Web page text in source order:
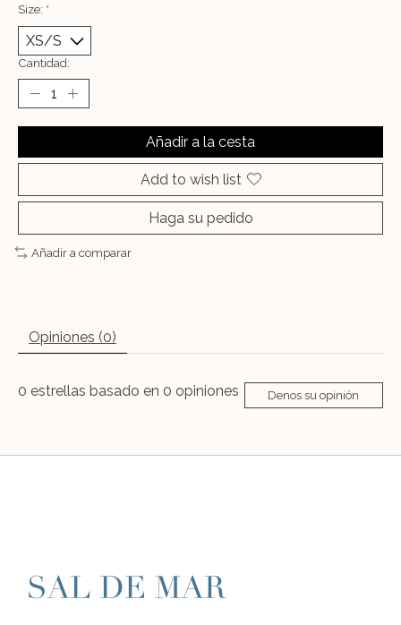
Size: *
Cantidad:
Añadir a la cesta
Add to wish list
Haga su pedido
Añadir a comparar
Opiniones (0)
0 estrellas basado en 0 opiniones Denos su opinión